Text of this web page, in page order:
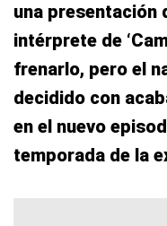
una presentación
intérprete de
frenarlo, pero el
decidido con
en el nuevo
temporada de la